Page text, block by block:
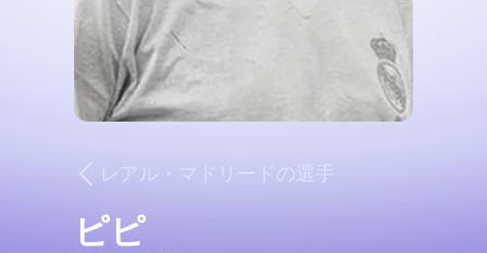
レアル・マドリードの選手
ピピ